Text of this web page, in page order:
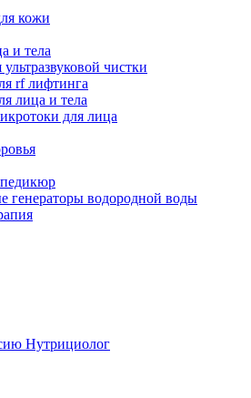
кожи
и тела
чистки
rf лифтинга
лица и тела
для лица
генераторы водородной воды
Нутрициолог